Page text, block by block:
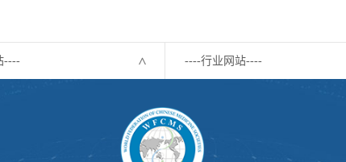
---- ----行业网站----